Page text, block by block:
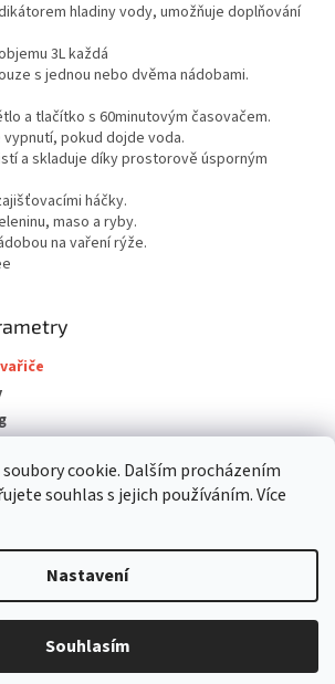
cookie. Dalším procházením
souhlas s jejich používáním. Více
Nastavení
Souhlasím
hladiny vody, umožňuje doplňování
3L každá
s jednou nebo dvěma nádobami.
a tlačítko s 60minutovým časovačem.
pokud dojde voda.
a skladuje díky prostorově úsporným
háčky.
maso a ryby.
na vaření rýže.
Vytvořil Shoptet
befree.cz. Všechna práva vyhrazena.